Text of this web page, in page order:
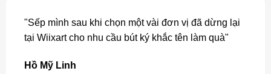
"Sếp mình sau khi chọn một vài đơn vị đã dừng lại
tại Wiixart cho nhu cầu bút ký khắc tên làm quà"
Hồ Mỹ Linh